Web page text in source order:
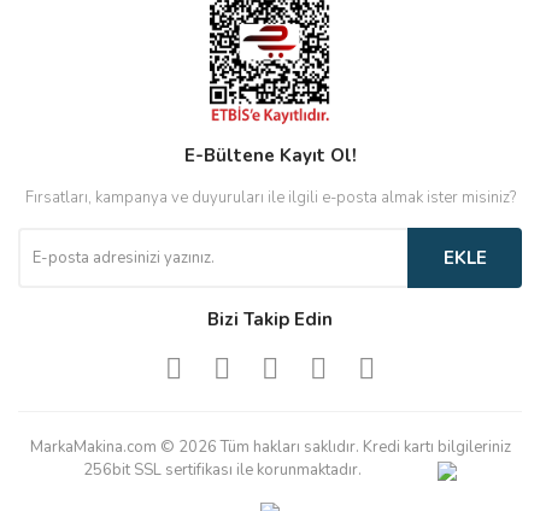
E-Bültene Kayıt Ol!
Fırsatları, kampanya ve duyuruları ile ilgili e-posta almak ister misiniz?
EKLE
Bizi Takip Edin
MarkaMakina.com © 2026 Tüm hakları saklıdır. Kredi kartı bilgileriniz
256bit SSL sertifikası ile korunmaktadır.